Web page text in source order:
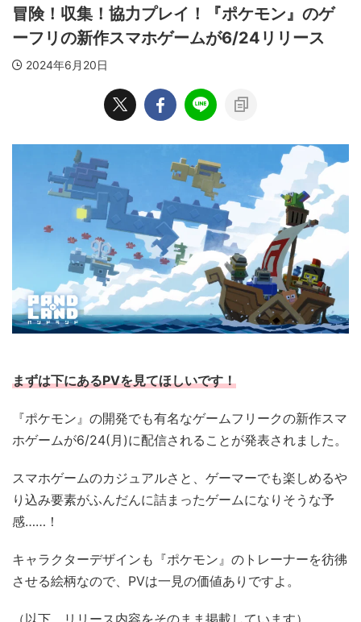
冒険！収集！協力プレイ！『ポケモン』のゲ
ーフリの新作スマホゲームが6/24リリース
2024年6月20日
まずは下にあるPVを見てほしいです！
『ポケモン』の開発でも有名なゲームフリークの新作スマ
ホゲームが6/24(月)に配信されることが発表されました。
スマホゲームのカジュアルさと、ゲーマーでも楽しめるや
り込み要素がふんだんに詰まったゲームになりそうな予
感……！
キャラクターデザインも『ポケモン』のトレーナーを彷彿
させる絵柄なので、PVは一見の価値ありですよ。
（以下、リリース内容をそのまま掲載しています）